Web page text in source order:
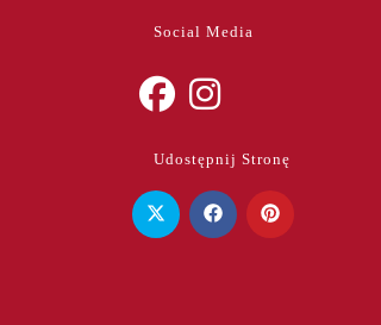
Social Media
a
new
in
a
new
Udostępnij Stronę